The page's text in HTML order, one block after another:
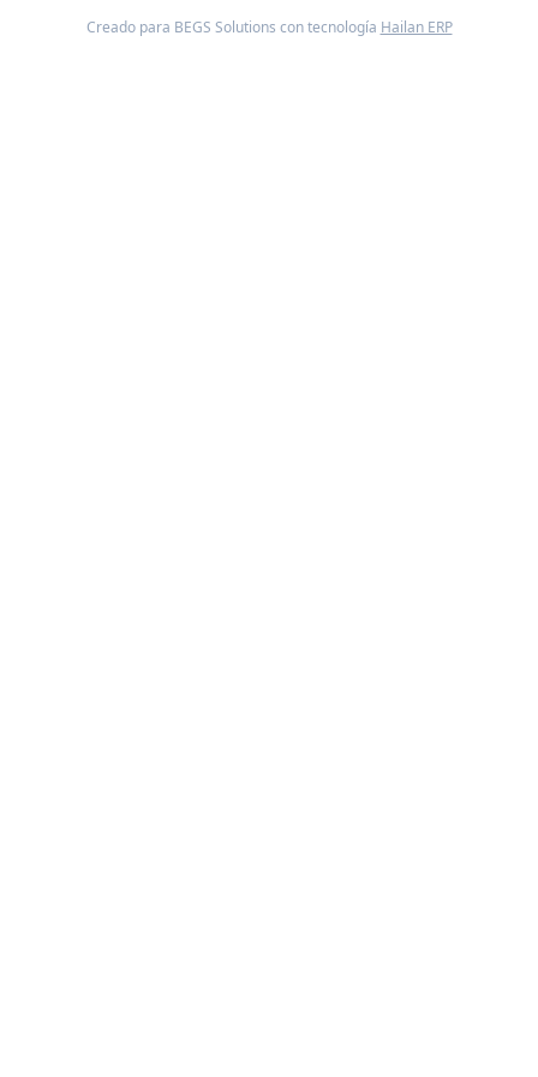
Creado para BEGS Solutions con tecnología Hailan ERP